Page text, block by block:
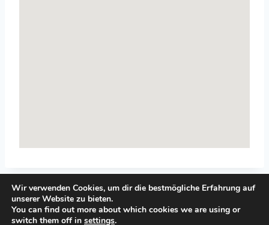
Wir verwenden Cookies, um dir die bestmögliche Erfahrung auf
unserer Website zu bieten.
You can find out more about which cookies we are using or
switch them off in settings.